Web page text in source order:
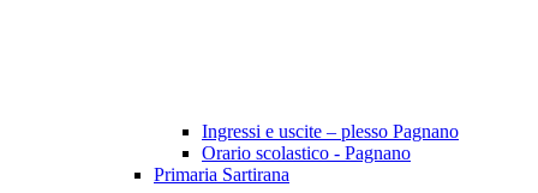
Ingressi e uscite – plesso Pagnano
Orario scolastico - Pagnano
Primaria Sartirana